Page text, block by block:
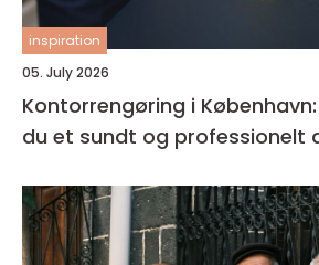
inspiration
05. July 2026
Kontorrengøring i
du et sundt og professionelt